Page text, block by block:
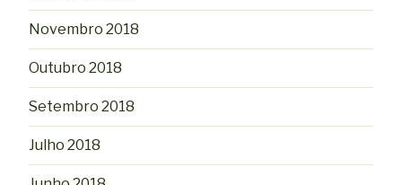
Novembro 2018
Outubro 2018
Setembro 2018
Julho 2018